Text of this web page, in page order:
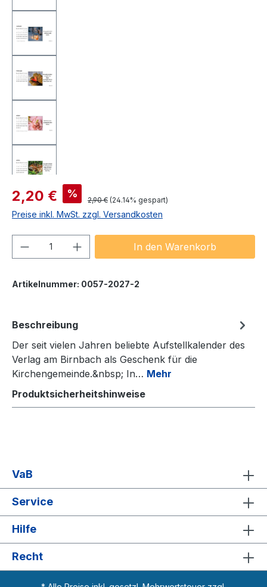
Verkaufspreis:
2,20 € % Regulärer Preis:
2,90 € (24.14% gespart)
Preise inkl. MwSt. zzgl. Versandkosten
Produkt Anzahl: Gib denIn den Warenkorb
Artikelnummer: 0057-2027-2
Beschreibung
Der seit vielen Jahren beliebte Aufstellkalender des
Verlag am Birnbach als Geschenk für die
Kirchengemeinde.&nbsp; In… Mehr
Produktsicherheitshinweise
VaB
Service
Hilfe
Recht